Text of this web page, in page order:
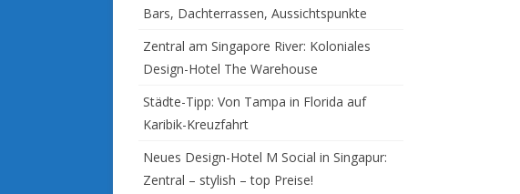
Bars, Dachterrassen, Aussichtspunkte
Zentral am Singapore River: Koloniales
Design-Hotel The Warehouse
Städte-Tipp: Von Tampa in Florida auf
Karibik-Kreuzfahrt
Neues Design-Hotel M Social in Singapur:
Zentral – stylish – top Preise!